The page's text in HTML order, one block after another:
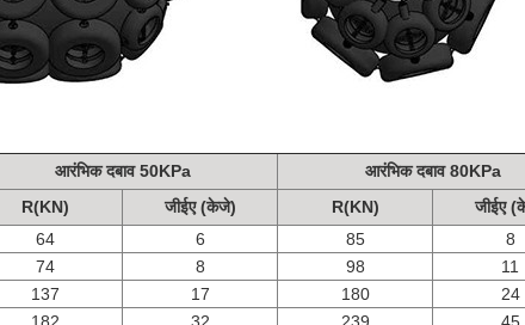
आरंभिक दबाव 50KPa
आरंभिक दबाव 80KPa
R(KN) जीईए (केजे) R(KN)
जीईए
64 6 85
8
74 8 98
11
137 17 180
24